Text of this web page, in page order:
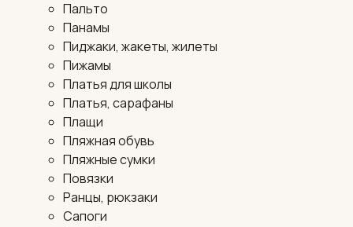
Пальто
Панамы
Пиджаки, жакеты, жилеты
Пижамы
Платья для школы
Платья, сарафаны
Плащи
Пляжная обувь
Пляжные сумки
Повязки
Ранцы, рюкзаки
Сапоги